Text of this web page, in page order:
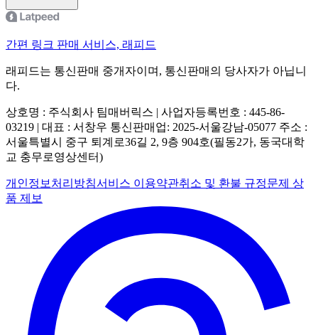
간편 링크 판매 서비스, 래피드
래피드는 통신판매 중개자이며, 통신판매의 당사자가 아닙니
다.
상호명 : 주식회사 팀매버릭스 | 사업자등록번호 : 445-86-
03219 | 대표 : 서창우 통신판매업: 2025-서울강남-05077 주소 :
서울특별시 중구 퇴계로36길 2, 9층 904호(필동2가, 동국대학
교 충무로영상센터)
개인정보처리방침서비스 이용약관취소 및 환불 규정문제 상
품 제보